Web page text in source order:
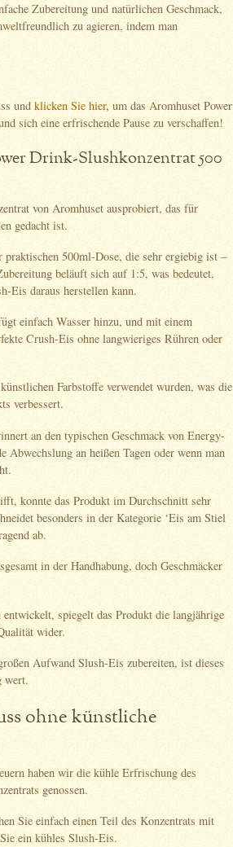
Zubereitung und natürlichen Geschmack,
zu agieren, indem man
und klicken Sie hier, um das Aromhuset Power
sich eine erfrischende Pause zu verschaffen!
Drink-Slushkonzentrat 500
von Aromhuset ausprobiert, das für
gedacht ist.
500ml-Dose, die sehr ergiebig ist –
beläuft sich auf 1:5, was bedeutet,
Eis daraus herstellen kann.
einfach Wasser hinzu, und mit einem
Crush-Eis ohne langwieriges Rühren oder
Farbstoffe verwendet wurden, was die
verbessert.
an den typischen Geschmack von Energy-
Abwechslung an heißen Tagen oder wenn man
konnte das Produkt im Durchschnitt sehr
besonders in der Kategorie ‘Eis am Stiel
ab.
in der Handhabung, doch Geschmäcker
spiegelt das Produkt die langjährige
wider.
Aufwand Slush-Eis zubereiten, ist dieses
wert.
ohne künstliche
haben wir die kühle Erfrischung des
genossen.
Sie einfach einen Teil des Konzentrats mit
ein kühles Slush-Eis.